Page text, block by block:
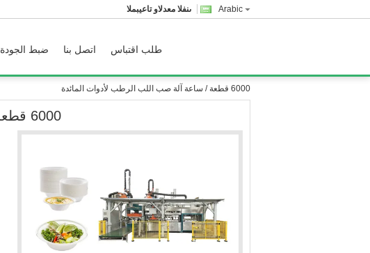
Arabic المبيعات والدعم الفنى
ضبط الجودة اتصل بنا طلب اقتباس
6000 قطعة / ساعة آلة صب اللب الرطب لأدوات المائدة
6000 قطعة / ساعة آلة صب اللب الرطب لأدوات المائدة